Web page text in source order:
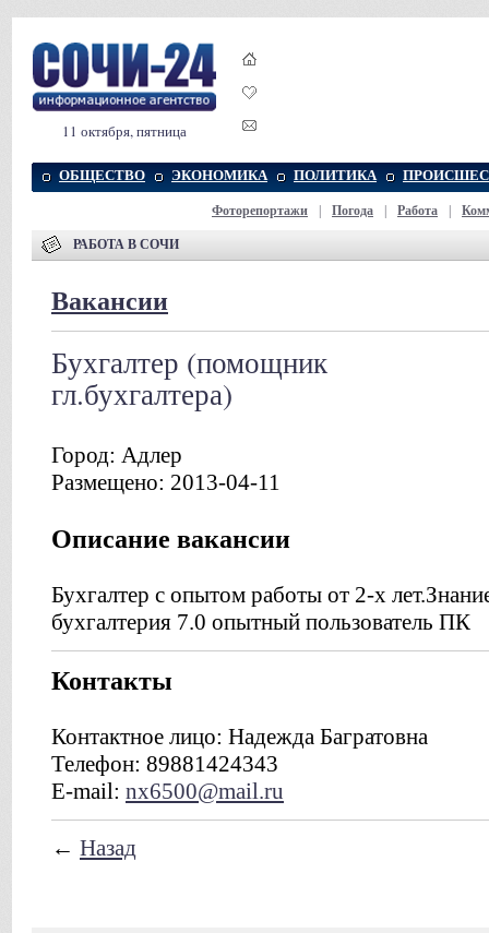
11 октября, пятница
ОБЩЕСТВО ЭКОНОМИКА ПОЛИТИКА
Фоторепортажи Погода Работа
РАБОТА В СОЧИ
Вакансии
Бухгалтер (помощник
гл.бухгалтера)
Город: Адлер
Размещено: 2013-04-11
Описание вакансии
Бухгалтер с опытом работы от 2-х
бухгалтерия 7.0 опытный пользователь ПК
Контакты
Контактное лицо: Надежда Багратовна
Телефон: 89881424343
E-mail: nx6500@mail.ru
← Назад